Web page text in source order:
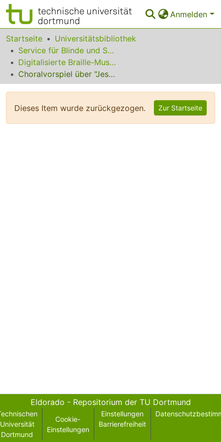
Anmelden
Bereiche & Sammlungen
Das gesamte Repositorium
Statistiken
Startseite
Universitätsbibliothek
Service für Blinde und Sehbehinderte
Digitalisierte Braille-Musik-Matrizen des VzfB
Choralvorspiel über "Jesu, meine Freude"
Dieses Item wurde zurückgezogen. Zur Startseite
Eldorado - Repositorium der TU Dortmund
Universität
Dortmund
Cookie-
Einstellungen
Einstellungen
Barrierefreiheit